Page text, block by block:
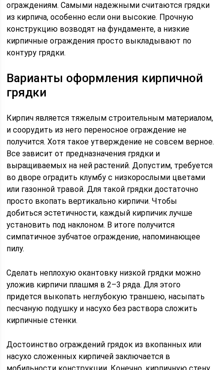
ограждениям. Самыми надежными считаются грядки
из кирпича, особенно если они высокие. Прочную
конструкцию возводят на фундаменте, а низкие
кирпичные ограждения просто выкладывают по
контуру грядки.
Варианты оформления кирпичной
грядки
Кирпич является тяжелым строительным материалом,
и соорудить из него переносное ограждение не
получится. Хотя такое утверждение не совсем верное.
Все зависит от предназначения грядки и
выращиваемых на ней растений. Допустим, требуется
во дворе оградить клумбу с низкорослыми цветами
или газонной травой. Для такой грядки достаточно
просто вкопать вертикально кирпичи. Чтобы
добиться эстетичности, каждый кирпичик лучше
установить под наклоном. В итоге получится
симпатичное зубчатое ограждение, напоминающее
пилу.
Сделать неплохую окантовку низкой грядки можно
уложив кирпичи плашмя в 2–3 ряда. Для этого
придется выкопать неглубокую траншею, насыпать
песчаную подушку и насухо без раствора сложить
кирпичные стенки.
Достоинство ограждений грядок из вкопанных или
насухо сложенных кирпичей заключается в